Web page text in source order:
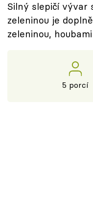
Těhotnej kuchař
Sledujte prima+
Silný slepičí vývar
zeleninou je
zeleninou,
5 porcí